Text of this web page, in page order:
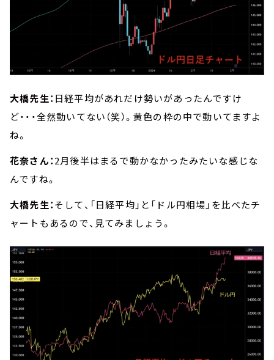
大橋先生： 日経平均があれだけ勢いがあったんですけ
ど・・・全然動いてない（笑）。黄色の枠の中で動いてますよ
ね。
花奈さん：2月後半はまるで動かなかったみたいな感じな
んですね。
大橋先生：そして、「日経平均」と「ドル円相場」を比べたチ
ャートもあるので、見てみましょう。